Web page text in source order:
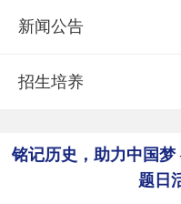
新闻公告
招生培养
铭记历史，助力中国
题日